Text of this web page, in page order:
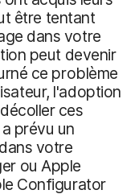
être tentant
dans votre
peut devenir
ce problème
l'adoption
ces
prévu un
votre
ou Apple
Configurator